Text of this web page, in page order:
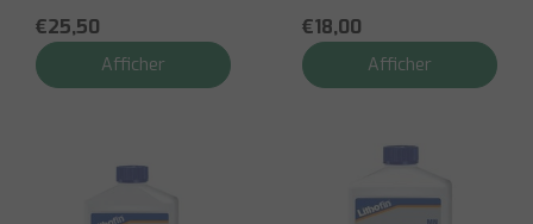
€25,50
Afficher
€18,00
Afficher